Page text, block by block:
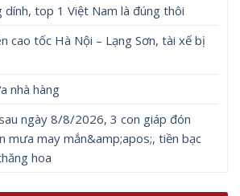
dính, top 1 Việt Nam là đúng thôi
cao tốc Hà Nội – Lạng Sơn, tài xế bị
nhà hàng
ngày 8/8/2026, 3 con giáp đón
mưa may mắn&amp;apos;, tiền bạc
hoa